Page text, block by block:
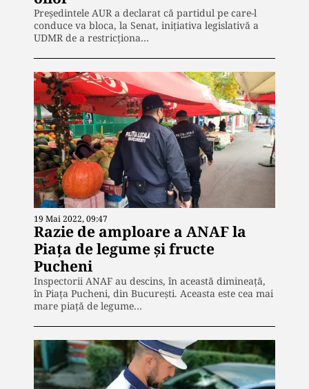
Președintele AUR a declarat că partidul pe care-l
conduce va bloca, la Senat, inițiativa legislativă a
UDMR de a restricționa…
19 Mai 2022, 09:47
Razie de amploare a ANAF la
Piața de legume și fructe
Pucheni
Inspectorii ANAF au descins, în această dimineață,
în Piața Pucheni, din București. Aceasta este cea mai
mare piață de legume…